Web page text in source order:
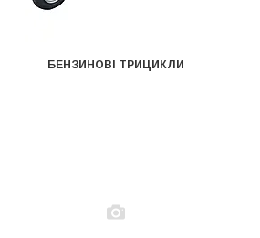
БЕНЗИНОВІ ТРИЦИКЛИ